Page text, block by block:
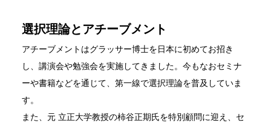
選択理論とアチーブメント
アチーブメントはグラッサー博士を日本に初めてお招き
し、講演会や勉強会を実施してきました。今もなおセミナ
ーや書籍などを通じて、第一線で選択理論を普及していま
す。
また、元 立正大学教授の柿谷正期氏を特別顧問に迎え、セ